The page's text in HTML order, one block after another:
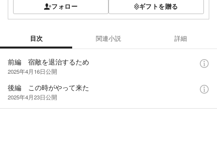
フォロー ギフトを贈る
目次 関連小説 詳細
前編 宿敵を退治するため
2025年4月16日公開
後編 この時がやって来た
2025年4月23日公開